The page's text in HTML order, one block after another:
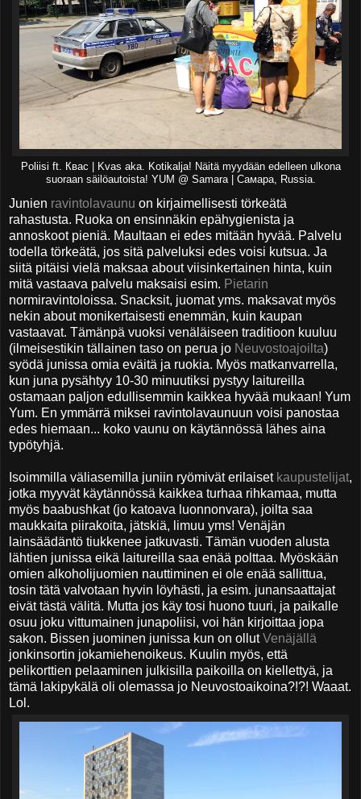
Poliisi ft. Квас | Kvas aka. Kotikalja! Näitä myydään edelleen ulkona
suoraan säilöautoista! YUM @ Samara | Самара, Russia.
Junien ravintolavaunu on kirjaimellisesti törkeätä
rahastusta. Ruoka on ensinnäkin epähygienista ja
annoskoot pieniä. Maultaan ei edes mitään hyvää. Palvelu
todella törkeätä, jos sitä palveluksi edes voisi kutsua. Ja
siitä pitäisi vielä maksaa about viisinkertainen hinta, kuin
mitä vastaava palvelu maksaisi esim. Pietarin
normiravintoloissa. Snacksit, juomat yms. maksavat myös
nekin about monikertaisesti enemmän, kuin kaupan
vastaavat. Tämänpä vuoksi venäläiseen traditioon kuuluu
(ilmeisestikin tällainen taso on perua jo Neuvostoajoilta)
syödä junissa omia eväitä ja ruokia. Myös matkanvarrella,
kun juna pysähtyy 10-30 minuutiksi pystyy laitureilla
ostamaan paljon edullisemmin kaikkea hyvää mukaan! Yum
Yum. En ymmärrä miksei ravintolavaunuun voisi panostaa
edes hiemaan... koko vaunu on käytännössä lähes aina
typötyhjä.
Isoimmilla väliasemilla juniin ryömivät erilaiset kaupustelijat,
jotka myyvät käytännössä kaikkea turhaa rihkamaa, mutta
myös baabushkat (jo katoava luonnonvara), joilta saa
maukkaita piirakoita, jätskiä, limuu yms! Venäjän
lainsäädäntö tiukkenee jatkuvasti. Tämän vuoden alusta
lähtien junissa eikä laitureilla saa enää polttaa. Myöskään
omien alkoholijuomien nauttiminen ei ole enää sallittua,
tosin tätä valvotaan hyvin löyhästi, ja esim. junansaattajat
eivät tästä välitä. Mutta jos käy tosi huono tuuri, ja paikalle
osuu joku vittumainen junapoliisi, voi hän kirjoittaa jopa
sakon. Bissen juominen junissa kun on ollutVenäjällä
jonkinsortin jokamiehenoikeus. Kuulin myös, että
pelikorttien pelaaminen julkisilla paikoilla on kiellettyä, ja
tämä lakipykälä oli olemassa jo Neuvostoaikoina?!?! Waaat.
Lol.